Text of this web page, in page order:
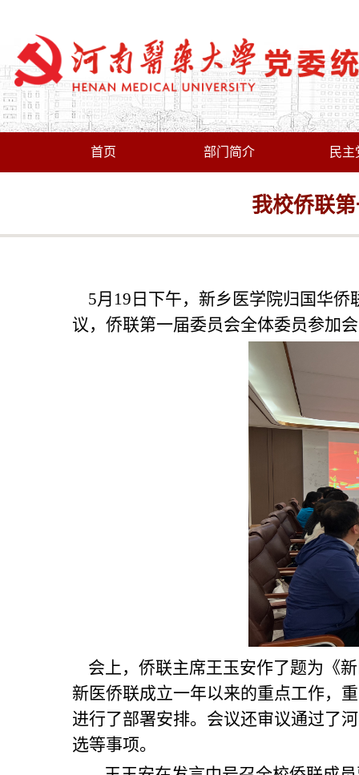
首页 部门简介 民
我校侨联
5月19日下午，新乡医学院归国华
议，侨联第一届委员会全体委员参加
会上，侨联主席王玉安作了题为《
新医侨联成立一年以来的重点工作，
进行了部署安排。会议还审议通过了
选等事项。